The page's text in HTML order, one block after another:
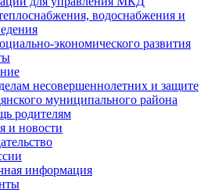
водоснабжения и
экономического развития
несовершеннолетних и защите
муниципального района
родителям
и новости
информация